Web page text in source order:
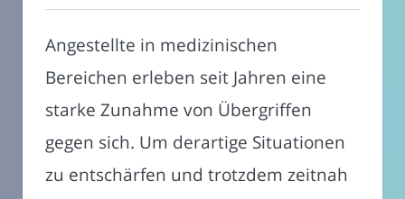
Angestellte in medizinischen
Bereichen erleben seit Jahren eine
starke Zunahme von Übergriffen
gegen sich. Um derartige Situationen
zu entschärfen und trotzdem zeitnah